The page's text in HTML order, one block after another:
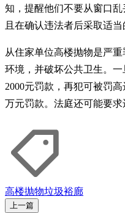
知，提醒他们不要从窗口
且在确认违法者后采取适当
从住家单位高楼抛物是严
环境，并破坏公共卫生。
2000元罚款，再犯可被罚
万元罚款。法庭还可能要求
高楼抛物垃圾裕廊
上一篇